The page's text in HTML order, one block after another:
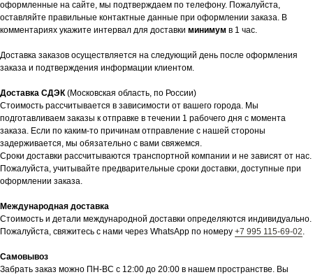
оформленные на сайте, мы подтверждаем по телефону. Пожалуйста,
оставляйте правильные контактные данные при оформлении заказа. В
комментариях укажите интервал для доставки минимум в 1 час.
Доставка заказов осуществляется на следующий день после оформления
заказа и подтверждения информации клиентом.
Доставка СДЭК(Московская область, по России)
Стоимость рассчитывается в зависимости от вашего города. Мы
подготавливаем заказы к отправке в течении 1 рабочего дня с момента
заказа. Если по каким-то причинам отправление с нашей стороны
задерживается, мы обязательно с вами свяжемся.
Сроки доставки рассчитываются транспортной компании и не зависят от нас.
Пожалуйста, учитывайте предварительные сроки доставки, доступные при
оформлении заказа.
Международная доставка
Стоимость и детали международной доставки определяются индивидуально.
Пожалуйста, свяжитесь с нами через WhatsApp по номеру +7 995 115-69-02.
Самовывоз
Забрать заказ можно ПН-ВС с 12:00 до 20:00 в нашем пространстве. Вы